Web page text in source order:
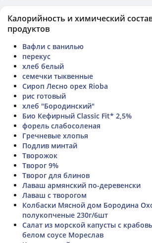
Калорийность и химический
продуктов
Вафли с ванилью
перекус
хлеб белый
семечки тыквенные
Сироп Лесно орех Rioba
рис готовый
хлеб "Бородинский"
Био Кефирный Classic Fit* 2,5%
форель слабосоленая
Гречневые хлопья
Подлив минтай
Творожок
Творог 9%
Творог для блинов
Лаваш армянский по-деревенски
Лаваш с творогом
Колбаски Мясной дом Бородина
полукопченые 230г/6шт
Салат из морской капусты с
белом соусе Мореслав